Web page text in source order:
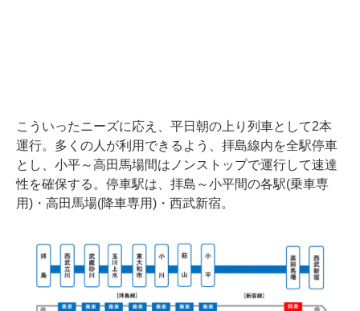
こういったニーズに応え、平日朝の上り列車として2本
運行。多くの人が利用できるよう、拝島線内を全駅停車
とし、小平～高田馬場間はノンストップで運行して速達
性を確保する。停車駅は、拝島～小平間の各駅(乗車専
用)・高田馬場(降車専用)・西武新宿。